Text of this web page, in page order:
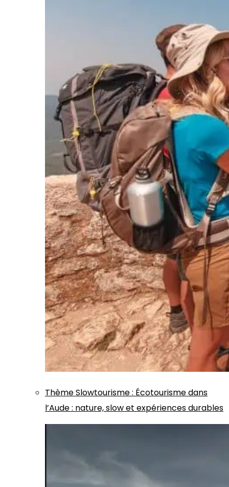
ThèmeSlowtourisme: Écotourisme dans
l’Aude : nature, slow et expériences durables